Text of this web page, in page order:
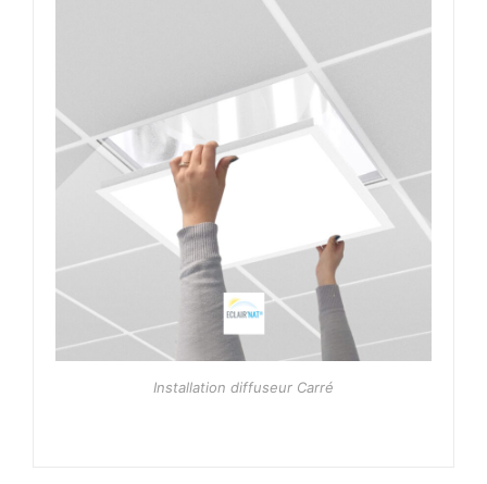
Installation diffuseur Carré